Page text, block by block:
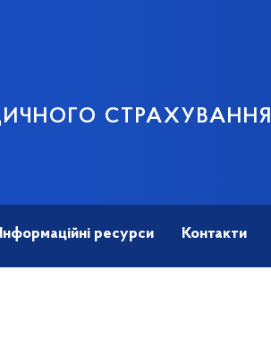
СТРАХУВАННЯ
Інформаційні ресурси Контакти